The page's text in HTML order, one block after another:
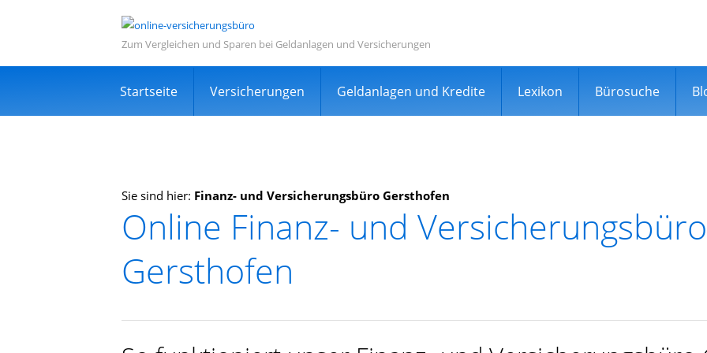
Zum Vergleichen und Sparen bei Geldanlagen und Versicherungen
Startseite Versicherungen Geldanlagen und Kredite Lexikon Bürosuche
Informations- und Vergleichsportal
Sehr viele zufriedene Kunden
Expertensuche in Ihrer Nähe
TOP Dienstleistung und Dienstleister
Sie sind hier: Finanz- und Versicherungsbüro Gersthofen
Online Finanz- und Versicherungsbüro
Gersthofen